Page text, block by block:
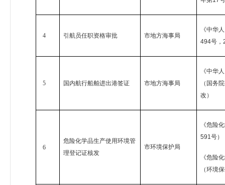
4 引航员任职资格审批 市地方海事局
《中华
494号，
5 国内航行船舶进出港签证 市地方海事局
《中华
（国务
改）
6
危险化学品生产使用环境管
理登记证核发
市环境保护局
《危险
591号）
《危险
（环境